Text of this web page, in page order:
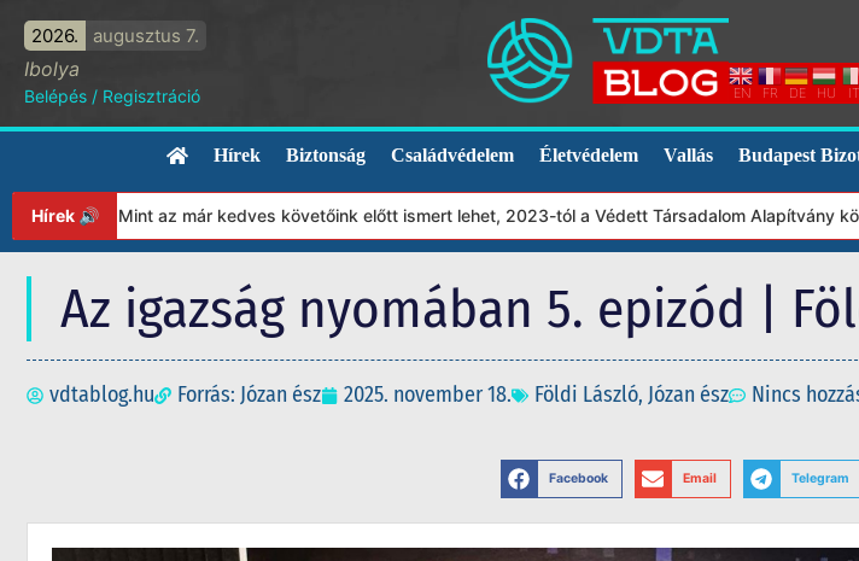
2026. augusztus 7.
Ibolya
Belépés / Regisztráció EN FR DE HU IT
Hírek Biztonság Családvédelem Életvédelem Vallás Budapest
Hírek 🔊
Mint az már kedves követőink előtt ismert lehet, 2023-tól a Védett Társadalom Alapítvány
Az igazság nyomában 5. epizód |
vdtablog.hu Forrás: Józan ész 2025. november 18. Földi László, Józan ész Nincs
Facebook Email Telegram